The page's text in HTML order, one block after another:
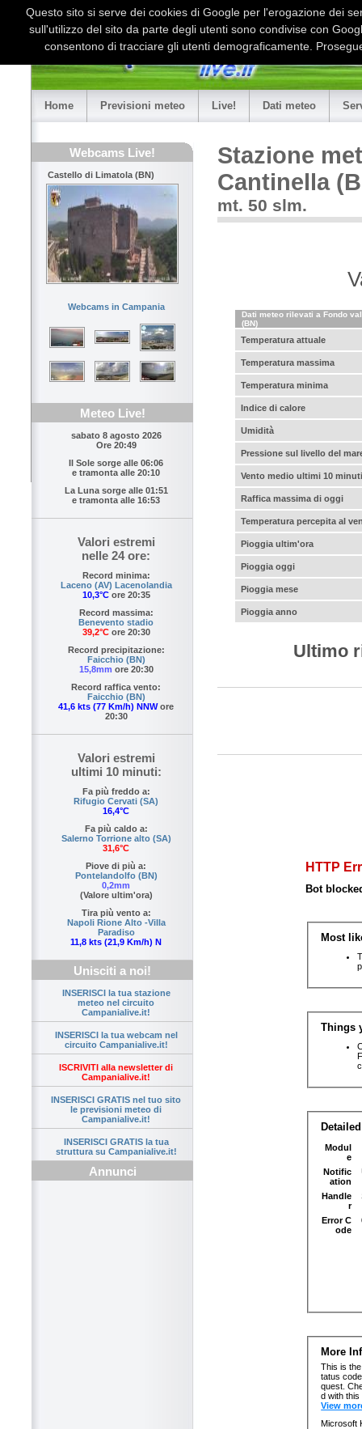
Home Previsioni meteo Live! Dati meteo
Webcams Live!
Castello di Limatola (BN)
Webcams in Campania
Meteo Live!
sabato 8 agosto 2026
Ore 20:49
Il Sole sorge alle 06:06
e tramonta alle 20:10
La Luna sorge alle 01:51
e tramonta alle 16:53
Valori estremi
nelle 24 ore:
Record minima:
Laceno (AV) Lacenolandia
10,3°Core 20:35
Record massima:
Benevento stadio
39,2°Core 20:30
Record precipitazione:
Faicchio (BN)
15,8mm ore 20:30
Record raffica vento:
Faicchio (BN)
41,6 kts (77 Km/h) NNWore
20:30
Valori estremi
ultimi 10 minuti:
Fa più freddo a:
Rifugio Cervati (SA)
16,4°C
Fa più caldo a:
Salerno Torrione alto (SA)
31,6°C
Piove di più a:
Pontelandolfo (BN)
0,2mm
(Valore ultim'ora)
Tira più vento a:
Napoli Rione Alto -Villa
Paradiso
11,8 kts (21,9 Km/h) N
Unisciti a noi!
INSERISCI la tua stazione
meteo nel circuito
Campanialive.it!
INSERISCI la tua webcam nel
circuito Campanialive.it!
ISCRIVITI alla newsletter di
Campanialive.it!
INSERISCI GRATIS nel tuo sito
le previsioni meteo di
Campanialive.it!
INSERISCI GRATIS la tua
struttura su Campanialive.it!
Annunci
Stazione
Cantinella
mt. 50 slm.
Dati meteo rilevati a Fondo
(BN)
Temperatura attuale
Temperatura massima
Temperatura minima
Indice di calore
Umidità
Pressione sul livello del
Vento medio ultimi 10 minuti
Raffica massima di oggi
Temperatura percepita al
Pioggia ultim'ora
Pioggia oggi
Pioggia mese
Pioggia anno
Ultimo
Questo sito si serve dei cookies di Google per l'erogazione dei
sull'utilizzo del sito da parte degli utenti sono condivise con
consentono di tracciare gli utenti demograficamente.